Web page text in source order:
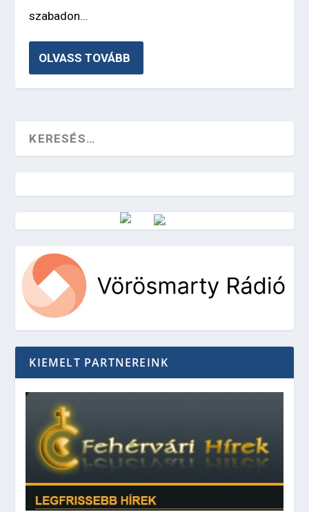
szabadon...
OLVASS TOVÁBB
Vörösmarty Rádió
KIEMELT PARTNEREINK